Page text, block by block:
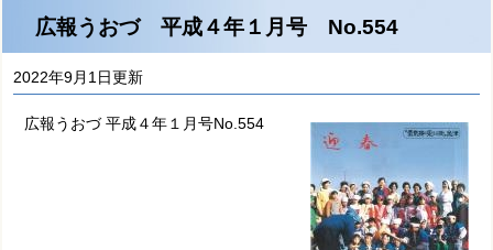
広報うおづ 平成４年１月号 No.554
2022年9月1日更新
広報うおづ 平成４年１月号No.554